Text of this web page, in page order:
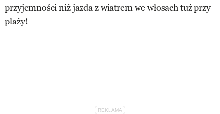
przyjemności niż jazda z wiatrem we włosach tuż przy
plaży!